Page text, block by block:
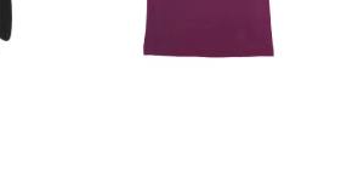
Vedi tutte le